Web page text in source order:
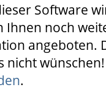
Software
Ihnen noch
angeboten.
nicht
.